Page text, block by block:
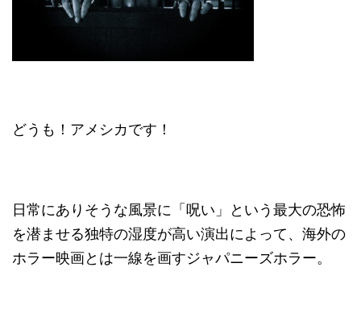
どうも！アメシカです！
日常にありそうな風景に「呪い」という最大の恐怖
を潜ませる独特の湿度が高い演出によって、海外の
ホラー映画とは一線を画すジャパニーズホラー。